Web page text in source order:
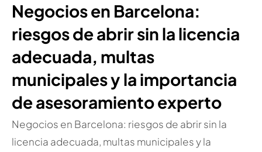
Negocios en Barcelona:
riesgos de abrir sin la licencia
adecuada, multas
municipales y la importancia
de asesoramiento experto
Negocios en Barcelona: riesgos de abrir sin la
licencia adecuada, multas municipales y la